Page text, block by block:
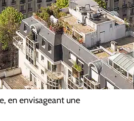
en envisageant une